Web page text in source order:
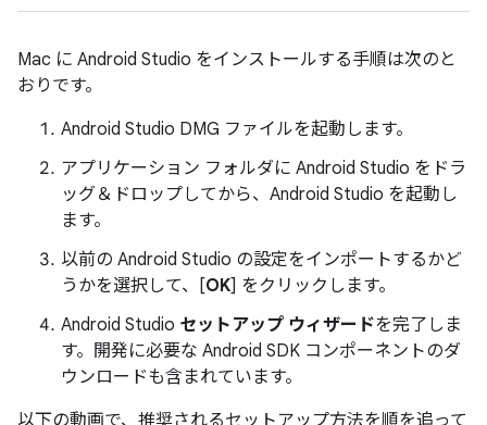
Mac に Android Studio をインストールする手順は次のと
おりです。
Android Studio DMG ファイルを起動します。
アプリケーション フォルダに Android Studio をドラ
ッグ＆ドロップしてから、Android Studio を起動し
ます。
以前の Android Studio の設定をインポートするかど
うかを選択して、[OK] をクリックします。
Android Studio セットアップ ウィザードを完了しま
す。開発に必要な Android SDK コンポーネントのダ
ウンロードも含まれています。
以下の動画で、推奨されるセットアップ方法を順を追って